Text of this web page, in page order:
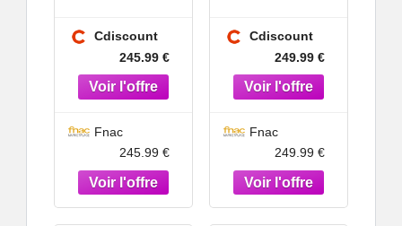
Mémoire 32
Go 5.7K 360
Vidéo
Capteurs
Cdiscount
245.99 €
Fnac
245.99 €
Mémoire 64
Go 5.7K 360
Vidéo
Capteurs
Cdiscount
249.99 €
Fnac
249.99 €